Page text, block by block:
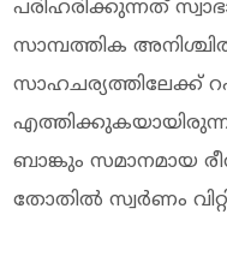
പരിഹരിക്കുന്നത്
സാമ്പത്തിക
സാഹചര്യത്തിലേക്ക്
ബാങ്കും സമാനമായ
തോതില്‍ സ്വർണം